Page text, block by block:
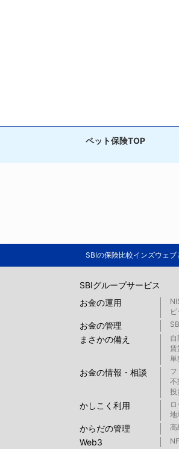
ペット保険TOP
SBIの保険比較インズウェブ
SBIグループサービス
お金の運用
お金の管理
まさかの備え
賃
お金の情報・相談
不
投
かしこく利用
地
からだの管理 高
Web3